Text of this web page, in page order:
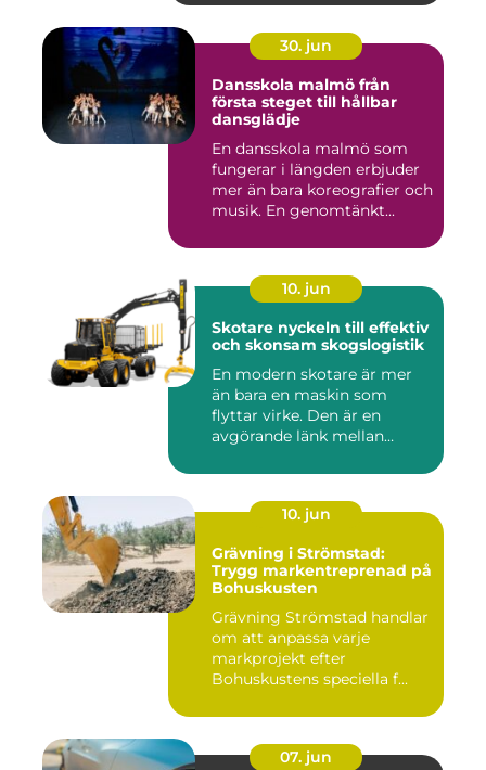
30. jun
Dansskola malmö från
första steget till hållbar
dansglädje
En dansskola malmö som
fungerar i längden erbjuder
mer än bara koreografier och
musik. En genomtänkt...
10. jun
Skotare nyckeln till effektiv
och skonsam skogslogistik
En modern skotare är mer
än bara en maskin som
flyttar virke. Den är en
avgörande länk mellan
10. jun
Grävning i Strömstad:
Trygg markentreprenad på
Bohuskusten
Grävning Strömstad handlar
om att anpassa varje
markprojekt efter
Bohuskustens speciella f...
07. jun